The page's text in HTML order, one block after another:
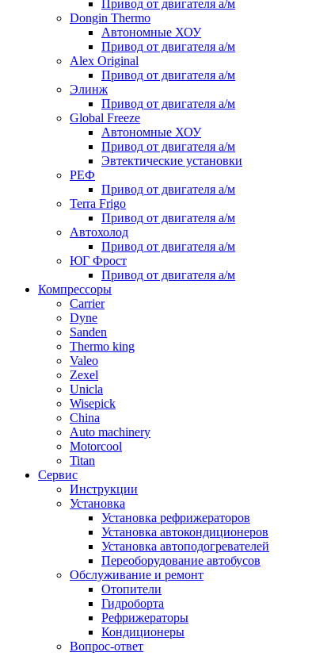
Привод от двигателя а/м
Dongin Thermo
Автономные ХОУ
Привод от двигателя а/м
Alex Original
Привод от двигателя а/м
Элинж
Привод от двигателя а/м
Global Freeze
Автономные ХОУ
Привод от двигателя а/м
Эвтектические установки
РЕФ
Привод от двигателя а/м
Terra Frigo
Привод от двигателя а/м
Автохолод
Привод от двигателя а/м
ЮГ Фрост
Привод от двигателя а/м
Компрессоры
Carrier
Dyne
Sanden
Thermo king
Valeo
Zexel
Unicla
Wisepick
China
Auto machinery
Motorcool
Titan
Сервис
Инструкции
Установка
Установка рефрижераторов
Установка автокондиционеров
Установка автоподогревателей
Переоборудование автобусов
Обслуживание и ремонт
Отопители
Гидроборта
Рефрижераторы
Кондиционеры
Вопрос-ответ